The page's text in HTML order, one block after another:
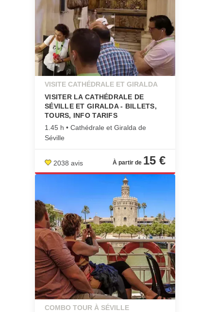
VISITE CATHÉDRALE ET GIRALDA
VISITER LA CATHÉDRALE DE
SÉVILLE ET GIRALDA - BILLETS,
TOURS, INFO TARIFS
1.45 h • Cathédrale et Giralda de
Séville
2038 avis 15 €
COMBO TOUR À SÉVILLE